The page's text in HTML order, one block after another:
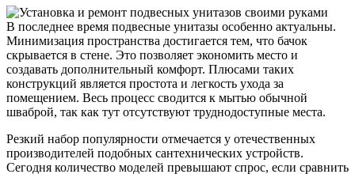
В последнее время подвесные унитазы особенно актуальны.
Минимизация пространства достигается тем, что бачок
скрывается в стене. Это позволяет экономить место и
создавать дополнительный комфорт. Плюсами таких
конструкций является простота и легкость ухода за
помещением. Весь процесс сводится к мытью обычной
шваброй, так как тут отсутствуют труднодоступные места.
Резкий набор популярности отмечается у отечественных
производителей подобных сантехнических устройств.
Сегодня количество моделей превышают спрос, если сравнить